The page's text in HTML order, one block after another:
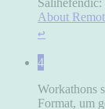
About
↩
4
Workathons
Format, um